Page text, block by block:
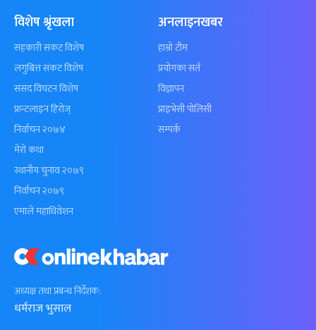
अध्यक्ष तथा प्रबन्ध निर्देशक:
धर्मराज भुसाल
विशेष श्रृंखला
सहकारी संकट विशेष
लगुबित्त संकट विशेष
संसद विघटन विशेष
फ्रन्टलाइन हिरोज्
निर्वाचन २०७४
मेरो कथा
स्थानीय चुनाव २०७९
निर्वाचन २०७९
एमाले महाधिवेशन
अनलाइनखबर
हाम्रो टीम
प्रयोगका सर्त
विज्ञापन
प्राइभेसी पोलिसी
सम्पर्क